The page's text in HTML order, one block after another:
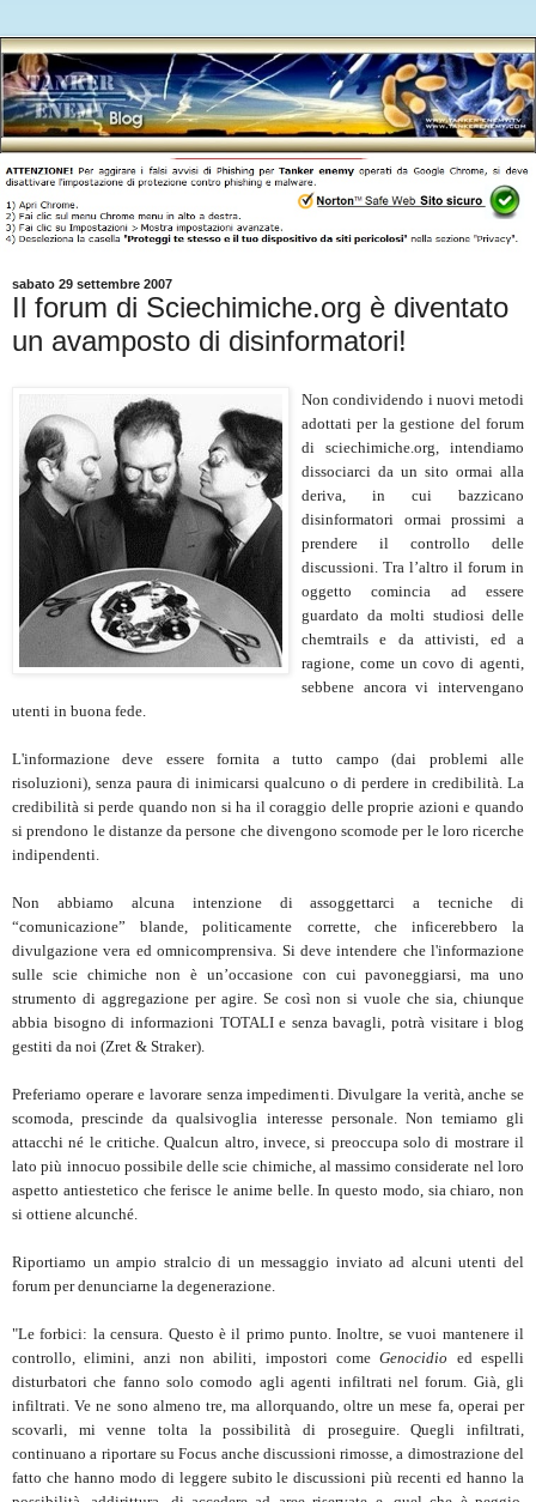
sabato 29 settembre 2007
Il forum di Sciechimiche.org è diventato
un avamposto di disinformatori!
Non condividendo i nuovi metodi
adottati per la gestione del forum
di sciechimiche.org, intendiamo
dissociarci da un sito ormai alla
deriva, in cui bazzicano
disinformatori ormai prossimi a
prendere il controllo delle
discussioni. Tra l’altro il forum in
oggetto comincia ad essere
guardato da molti studiosi delle
chemtrails e da attivisti, ed a
ragione, come un covo di agenti,
sebbene ancora vi intervengano
utenti in buona fede.
L'informazione deve essere fornita a tutto campo (dai problemi alle
risoluzioni), senza paura di inimicarsi qualcuno o di perdere in credibilità. La
credibilità si perde quando non si ha il coraggio delle proprie azioni e quando
si prendono le distanze da persone che divengono scomode per le loro ricerche
indipendenti.
Non abbiamo alcuna intenzione di assoggettarci a tecniche di
“comunicazione” blande, politicamente corrette, che inficerebbero la
divulgazione vera ed omnicomprensiva. Si deve intendere che l'informazione
sulle scie chimiche non è un’occasione con cui pavoneggiarsi, ma uno
strumento di aggregazione per agire. Se così non si vuole che sia, chiunque
abbia bisogno di informazioni TOTALI e senza bavagli, potrà visitare i blog
gestiti da noi (Zret & Straker).
Preferiamo operare e lavorare senza impedimenti. Divulgare la verità, anche se
scomoda, prescinde da qualsivoglia interesse personale. Non temiamo gli
attacchi né le critiche. Qualcun altro, invece, si preoccupa solo di mostrare il
lato più innocuo possibile delle scie chimiche, al massimo considerate nel loro
aspetto antiestetico che ferisce le anime belle. In questo modo, sia chiaro, non
si ottiene alcunché.
Riportiamo un ampio stralcio di un messaggio inviato ad alcuni utenti del
forum per denunciarne la degenerazione.
"Le forbici: la censura. Questo è il primo punto. Inoltre, se vuoi mantenere il
controllo, elimini, anzi non abiliti, impostori comeGenocidio ed espelli
disturbatori che fanno solo comodo agli agenti infiltrati nel forum. Già, gli
infiltrati. Ve ne sono almeno tre, ma allorquando, oltre un mese fa, operai per
scovarli, mi venne tolta la possibilità di proseguire. Quegli infiltrati,
continuano a riportare su Focus anche discussioni rimosse, a dimostrazione del
fatto che hanno modo di leggere subito le discussioni più recenti ed hanno la